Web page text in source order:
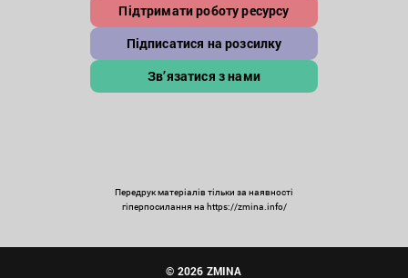
Підтримати роботу ресурсу
Підписатися на розсилку
Зв’язатися з нами
Передрук матеріалів тільки за наявності
гіперпосилання на https://zmina.info/
© 2026 ZMINA